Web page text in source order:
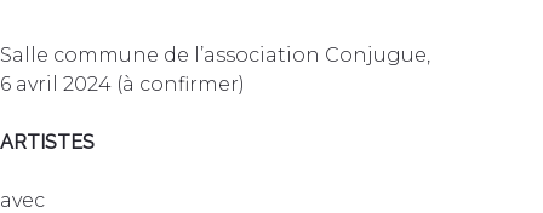
Salle commune de l’association Conjugue,
6 avril 2024 (à confirmer)
ARTISTES
avec